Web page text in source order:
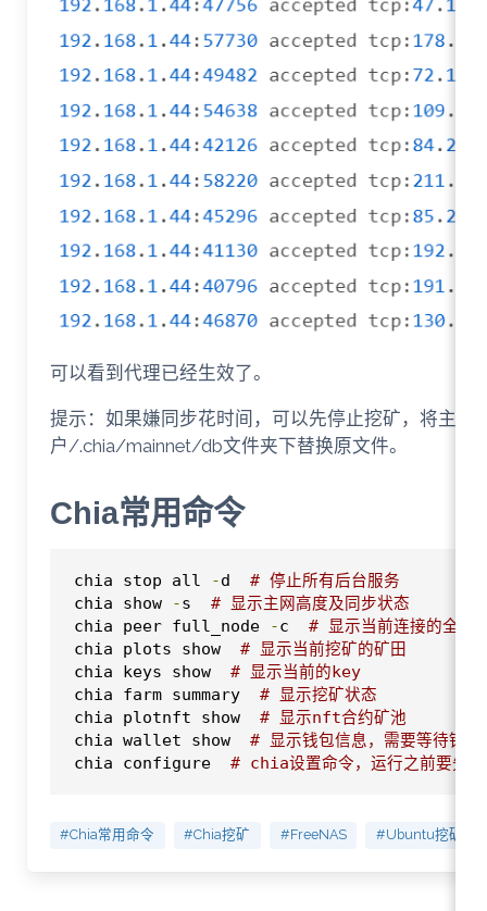
可以看到代理已经生效了。
提示：如果嫌同步花时间，可以先停止挖矿，将主
户/.chia/mainnet/db文件夹下替换原文件。
Chia常用命令
chia stop all -d # 停止所有后台服务
chia show
-s # 显示主网高度及同步状态
chia peer full_node
-c # 显示当前连接的全节
chia plots show # 显示当前挖矿的矿田
chia keys show # 显示当前的key
chia farm summary # 显示挖矿状态
chia plotnft show # 显示nft合约矿池
chia wallet show # 显示钱包信息，需要等待钱包
chia configure # chia设置命令，运行之前要先停
#Chia常用命令 #Chia挖矿 #FreeNAS #Ubuntu挖矿